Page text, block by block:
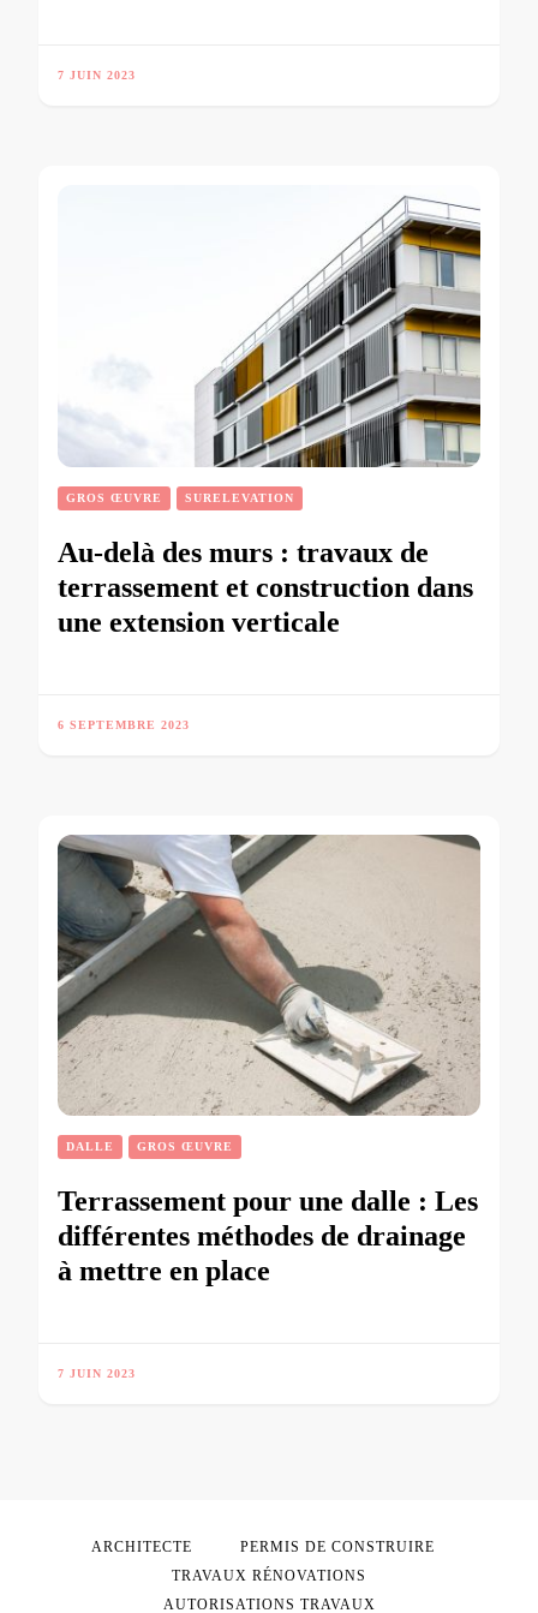
7 JUIN 2023
GROS ŒUVRE SURELEVATION
Au-delà des murs : travaux de
terrassement et construction dans
une extension verticale
6 SEPTEMBRE 2023
DALLE GROS ŒUVRE
Terrassement pour une dalle : Les
différentes méthodes de drainage
à mettre en place
7 JUIN 2023
ARCHITECTE
PERMIS DE CONSTRUIRE
TRAVAUX RÉNOVATIONS
AUTORISATIONS TRAVAUX